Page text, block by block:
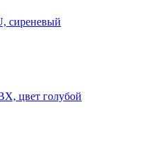
сиреневый
цвет голубой